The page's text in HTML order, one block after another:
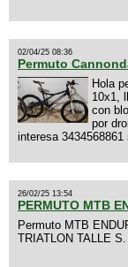
02/04/25 08:36
Permuto
Hola
10x1,
con
por
interesa 3434568861
26/02/25 13:54
PERMUTO MTB
Permuto MTB
TRIATLON TALLE S.